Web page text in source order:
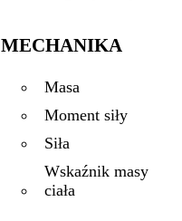
MECHANIKA
Masa
Moment siły
Siła
Wskaźnik masy
ciała